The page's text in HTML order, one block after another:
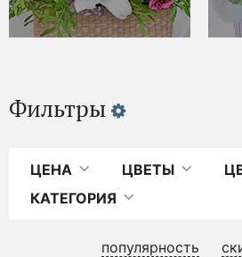
популярность
Фильтры
ЦЕНА ЦВЕТЫ
КАТЕГОРИЯ